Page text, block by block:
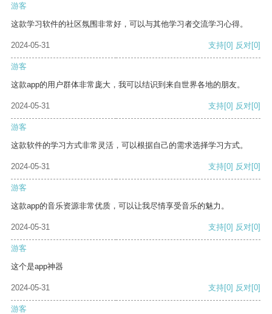
游客
这款学习软件的社区氛围非常好，可以与其他学习者交流学习心得。
2024-05-31 支持[0] 反对[0]
游客
这款app的用户群体非常庞大，我可以结识到来自世界各地的朋友。
2024-05-31 支持[0] 反对[0]
游客
这款软件的学习方式非常灵活，可以根据自己的需求选择学习方式。
2024-05-31 支持[0] 反对[0]
游客
这款app的音乐资源非常优质，可以让我尽情享受音乐的魅力。
2024-05-31 支持[0] 反对[0]
游客
这个是app神器
2024-05-31 支持[0] 反对[0]
游客